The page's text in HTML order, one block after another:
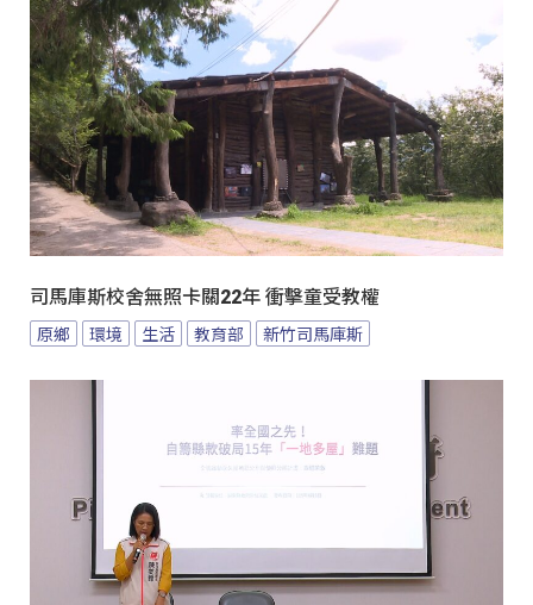
司馬庫斯校舍無照卡關22年 衝擊童受教權
原鄉 環境 生活 教育部 新竹司馬庫斯